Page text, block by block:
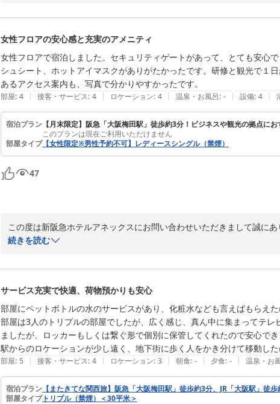
し上げております。
新阪急ホテルアネックス
2026-08-05
女性フロアの安心感と充実のアメニティ
女性フロアで宿泊しました。セキュリティゲートがあって、とても安心
シュシート、ホットアイマスクがありがたかったです。研修と観光で１
あるアクセス案内も、写真で分かりやすかったです。
部屋: 4 | 接客・サービス: 4 | ロケーション: 4 | 温泉・お風呂: - | 設備: 4 |
宿泊プラン 【月末限定】阪急「大阪梅田駅」徒歩約3分！ビジネスや観光の拠点にお
このプランは現在ご利用いただけません
部屋タイプ【女性限定※男性予約不可】レディースシングル（禁煙）
47
この度は新阪急ホテルアネックスにお問い合わせいただきまして誠にあ
女性専用フロアのセキュリティゲートにご安心いただけたとのこと、
今後も快適にお過ごしいただけるよう努めてまいります。
またのご利用を心よりお待ち申し上げております。
新阪急ホテルアネックス　フロント係
新阪急ホテルアネックス
続きを読む
サービス充実で快適、荷物預かりも安心
部屋にペットボトルの水のサービスがあり、化粧水なども言えばもらえた
部屋は3人のトリプルの部屋でしたが、広く感じ、真ん中に集まってテ
ましたが、ロッカーもしくは繋ぐ形で個別に保管してくれたので安心でき
駅からのロケーションが少し遠く、地下街に歩く人をかき分けて移動し
部屋: 5 | 接客・サービス: 4 | ロケーション: 3 | 朝食: - | 夕食: - | 温泉・お
宿泊プラン 【またきてな関西旅】阪急「大阪梅田駅」徒歩約3分、JR「大阪駅」徒
部屋タイプトリプル（禁煙）＜30平米＞